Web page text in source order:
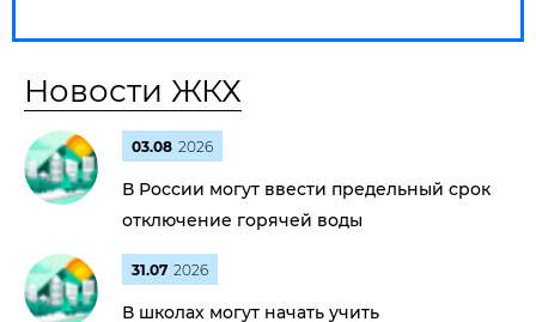
Новости ЖКХ
03.08 2026
В России могут ввести предельный срок
отключение горячей воды
31.07 2026
В школах могут начать учить